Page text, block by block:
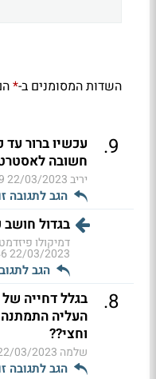
השדות המסומנים ב-*
9
.
עכשיו ברור
חשובה
יריב22/03/2023 14:29
הגב לתגובה
בגדול
דמיקולו
22/03/2023 17:46
הגב
8
.
בגלל דחייה
וחצי??
שלמה 03/2023 14:02
הגב לתגובה